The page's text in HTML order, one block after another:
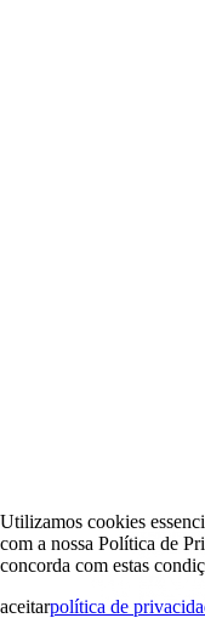
Utilizamos cookies
com a nossa Política de
concorda com estas
aceitarpolítica de